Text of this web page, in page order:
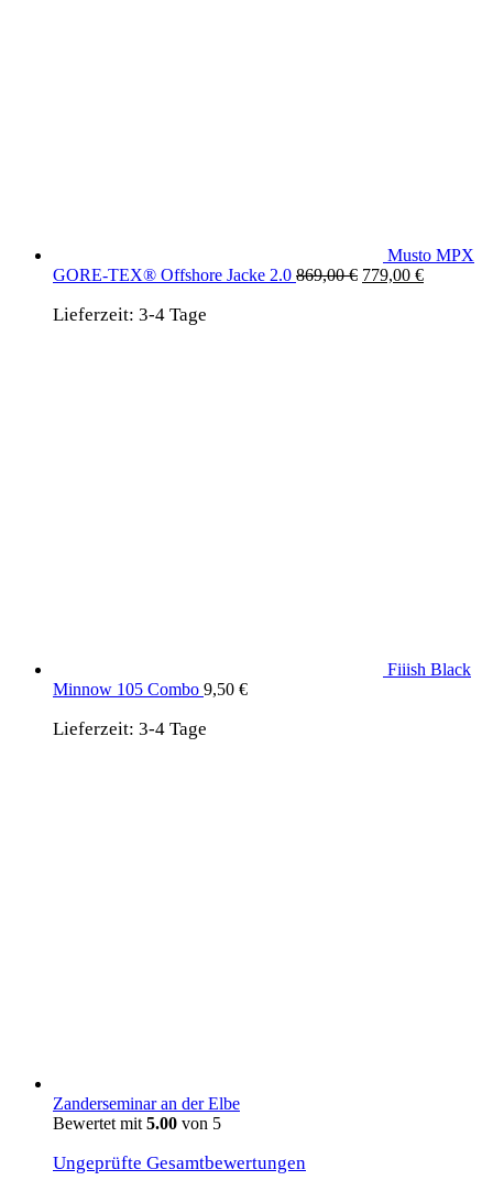
Musto MPX
GORE-TEX® Offshore Jacke 2.0 869,00€ Ursprünglicher
779,00 €Aktueller
Lieferzeit: 3-4 Tage
Fiiish Black
Minnow 105 Combo 9,50 €
Lieferzeit: 3-4 Tage
Zanderseminar an der Elbe
Bewertet mit 5.00 von 5
Ungeprüfte Gesamtbewertungen